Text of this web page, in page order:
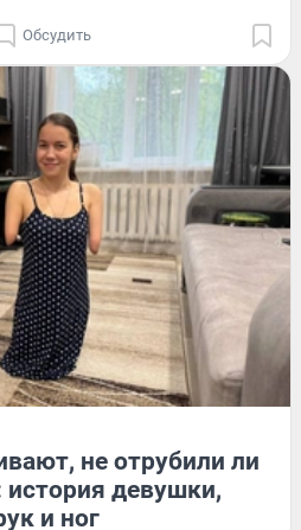
Обсудить
не отрубили ли
девушки,
и ног